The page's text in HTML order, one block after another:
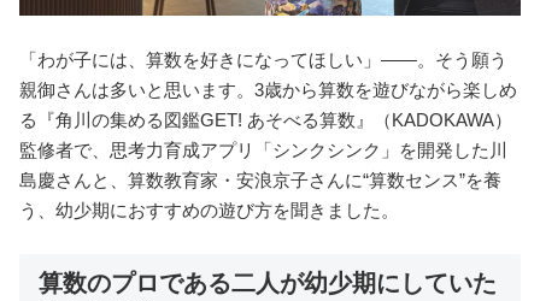
「わが子には、算数を好きになってほしい」――。そう願う
親御さんは多いと思います。3歳から算数を遊びながら楽しめ
る『角川の集める図鑑GET! あそべる算数』（KADOKAWA）
監修者で、思考力育成アプリ「シンクシンク」を開発した川
島慶さんと、算数教育家・安浪京子さんに“算数センス”を養
う、幼少期におすすめの遊び方を聞きました。
算数のプロである二人が幼少期にしていた